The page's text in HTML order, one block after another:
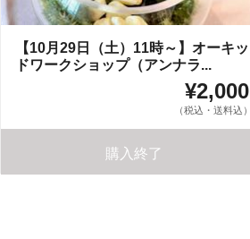
【10月29日（土）11時～】オーキッ
ドワークショップ（アンナラ...
¥2,000
（税込・送料込）
購入終了